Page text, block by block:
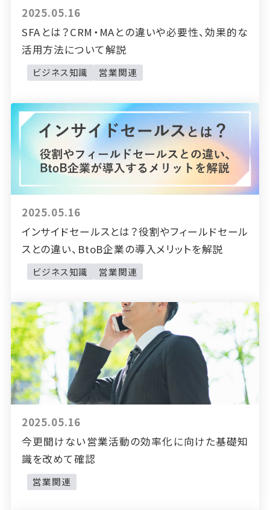
2025.05.16
SFAとは？CRM・MAとの違いや必要性、効果的な
活用方法について解説
ビジネス知識 営業関連
2025.05.16
インサイドセールスとは？役割やフィールドセール
スとの違い、BtoB企業の導入メリットを解説
ビジネス知識 営業関連
2025.05.16
今更聞けない営業活動の効率化に向けた基礎知
識を改めて確認
営業関連